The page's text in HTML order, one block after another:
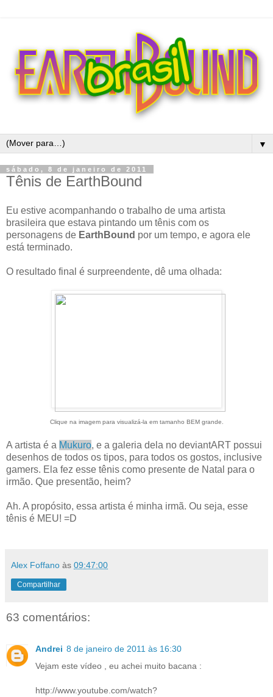
▼
sábado, 8 de janeiro de 2011
Tênis de EarthBound
Eu estive acompanhando o trabalho de uma artista
brasileira que estava pintando um tênis com os
personagens de EarthBound por um tempo, e agora ele
está terminado.
O resultado final é surpreendente, dê uma olhada:
Clique na imagem para visualizá-la em tamanho BEM grande.
A artista é a Mukuro, e a galeria dela no deviantART possui
desenhos de todos os tipos, para todos os gostos, inclusive
gamers. Ela fez esse tênis como presente de Natal para o
irmão. Que presentão, heim?
Ah. A propósito, essa artista é minha irmã. Ou seja, esse
tênis é MEU! =D
Alex Foffano às 09:47:00
Compartilhar
63 comentários:
Andrei 8 de janeiro de 2011 às 16:30
Vejam este vídeo , eu achei muito bacana :
http://www.youtube.com/watch?